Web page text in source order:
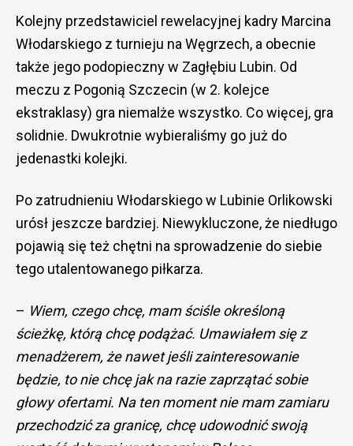
Kolejny przedstawiciel rewelacyjnej kadry Marcina
Włodarskiego z turnieju na Węgrzech, a obecnie
także jego podopieczny w Zagłębiu Lubin. Od
meczu z Pogonią Szczecin (w 2. kolejce
ekstraklasy) gra niemalże wszystko. Co więcej, gra
solidnie. Dwukrotnie wybieraliśmy go już do
jedenastki kolejki.
Po zatrudnieniu Włodarskiego w Lubinie Orlikowski
urósł jeszcze bardziej. Niewykluczone, że niedługo
pojawią się też chętni na sprowadzenie do siebie
tego utalentowanego piłkarza.
– Wiem, czego chcę, mam ściśle określoną
ścieżkę, którą chcę podążać. Umawiałem się z
menadżerem, że nawet jeśli zainteresowanie
będzie, to nie chcę jak na razie zaprzątać sobie
głowy ofertami. Na ten moment nie mam zamiaru
przechodzić za granicę, chcę udowodnić swoją